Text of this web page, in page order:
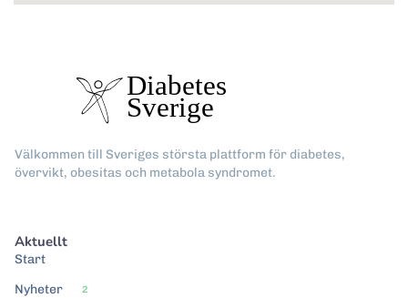
Välkommen till Sveriges största plattform för diabetes,
övervikt, obesitas och metabola syndromet.
Aktuellt
Start
Nyheter
2